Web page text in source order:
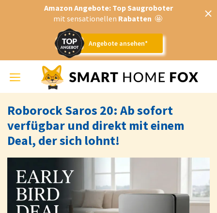
Amazon Angebote: Top Saugroboter
mit sensationellen Rabatten 🤩
Angebote ansehen*
Toggle
navigation
Roborock Saros 20: Ab sofort
verfügbar und direkt mit einem
Deal, der sich lohnt!